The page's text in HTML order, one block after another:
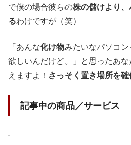
で僕の場合彼らの株の儲けより
るわけですが（笑）
「あんな化け物みたいなパソコン
欲しいんだけど。」と思ったあな
えますよ！ さっそく置き場所を確
記事中の商品／サービス